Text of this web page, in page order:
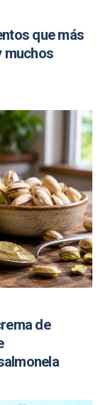
que más
muchos
de